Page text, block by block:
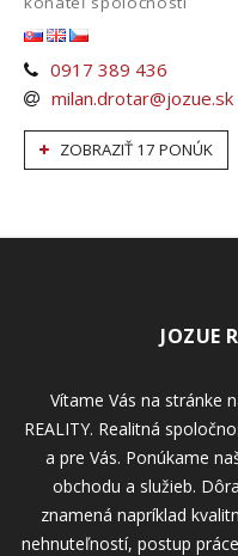
0917 389 436
milan.drotar@jozue.sk
ZOBRAZIŤ 17 PONÚK
JOZUE
Vítame Vás na stránke
REALITY. Realitná
a pre Vás. Ponúkame
obchodu a služieb.
znamená napríklad
nehnuteľností, postup